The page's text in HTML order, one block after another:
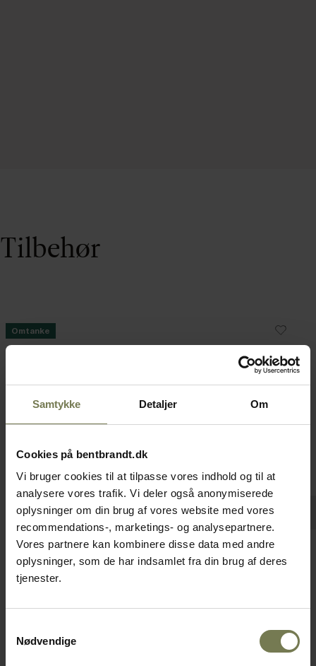
Samtykke Detaljer Om
Cookies på bentbrandt.dk
Vi bruger cookies til at tilpasse vores indhold og til at
analysere vores trafik. Vi deler også anonymiserede
oplysninger om din brug af vores website med vores
recommendations-, marketings- og analysepartnere.
Vores partnere kan kombinere disse data med andre
oplysninger, som de har indsamlet fra din brug af deres
tjenester.
Nødvendige
Tilbehør
Omtanke
Pakker af 6 stk.
Figgjo Strøk espressokop, 8 cl
Varenr: 10340108
Din pris (ekskl. moms)